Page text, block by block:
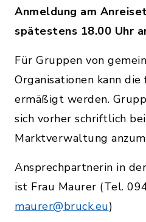
Anmeldung am
spätestens 18.00 Uhr
Für Gruppen von
Organisationen kann
ermäßigt werden.
sich vorher schriftlich
Marktverwaltung
Ansprechpartnerin in
ist Frau Maurer (Tel.
maurer@bruck.eu)